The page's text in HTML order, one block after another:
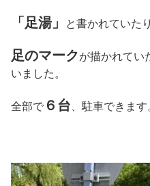
「足湯」 と書かれていたり
足のマークが描かれてい
いました。
全部で ６台、駐車できます